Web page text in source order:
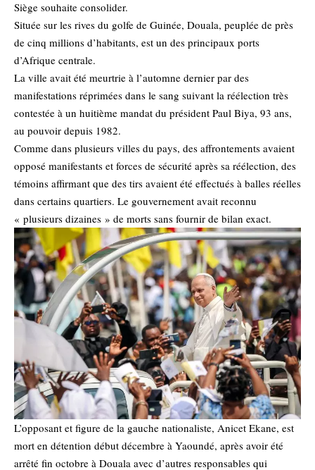
Siège souhaite consolider.
Située sur les rives du golfe de Guinée, Douala, peuplée de près
de cinq millions d’habitants, est un des principaux ports
d’Afrique centrale.
La ville avait été meurtrie à l’automne dernier par des
manifestations réprimées dans le sang suivant la réélection très
contestée à un huitième mandat du président Paul Biya, 93 ans,
au pouvoir depuis 1982.
Comme dans plusieurs villes du pays, des affrontements avaient
opposé manifestants et forces de sécurité après sa réélection, des
témoins affirmant que des tirs avaient été effectués à balles réelles
dans certains quartiers. Le gouvernement avait reconnu
« plusieurs dizaines » de morts sans fournir de bilan exact.
L’opposant et figure de la gauche nationaliste, Anicet Ekane, est
mort en détention début décembre à Yaoundé, après avoir été
arrêté fin octobre à Douala avec d’autres responsables qui